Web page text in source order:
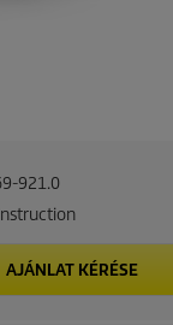
921.0
AJÁNLAT KÉRÉSE